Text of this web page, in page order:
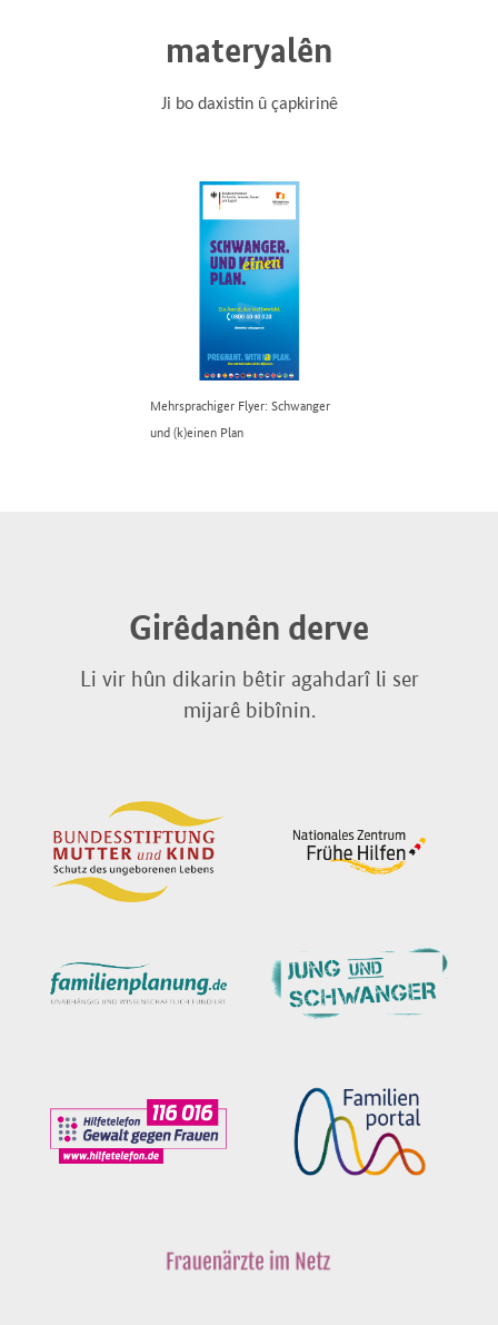
materyalên
Ji bo daxistin û çapkirinê
Mehrsprachiger Flyer: Schwanger
und (k)einen Plan
Girêdanên derve
Li vir hûn dikarin bêtir agahdarî li ser
mijarê bibînin.